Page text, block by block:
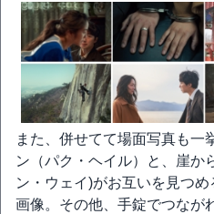
また、併せてて場面写真も一
ン（パク・ヘイル）と、崖か
ン・ウェイ)がお互いを見つ
画像。その他、手錠でつなが